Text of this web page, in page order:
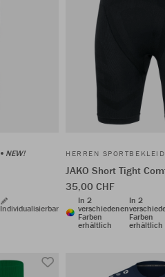
NEW!
Individualisierbar
HERREN
JAKO Short Tight
35,00 CHF
In 2
verschiedenen
Farben
erhältlich
In 2
Farben
erhältlich